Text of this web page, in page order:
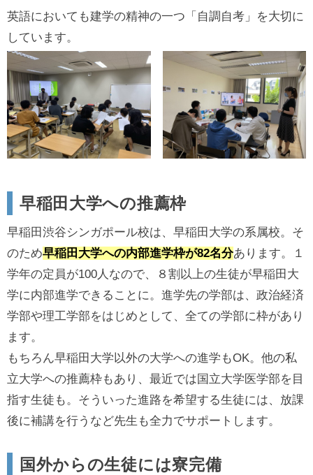
英語においても建学の精神の一つ「自調自考」を大切に
しています。
早稲田大学への推薦枠
早稲田渋谷シンガポール校は、早稲田大学の系属校。そ
のため早稲田大学への内部進学枠が82名分あります。１
学年の定員が100人なので、８割以上の生徒が早稲田大
学に内部進学できることに。進学先の学部は、政治経済
学部や理工学部をはじめとして、全ての学部に枠があり
ます。
もちろん早稲田大学以外の大学への進学もOK。他の私
立大学への推薦枠もあり、最近では国立大学医学部を目
指す生徒も。そういった進路を希望する生徒には、放課
後に補講を行うなど先生も全力でサポートします。
国外からの生徒には寮完備